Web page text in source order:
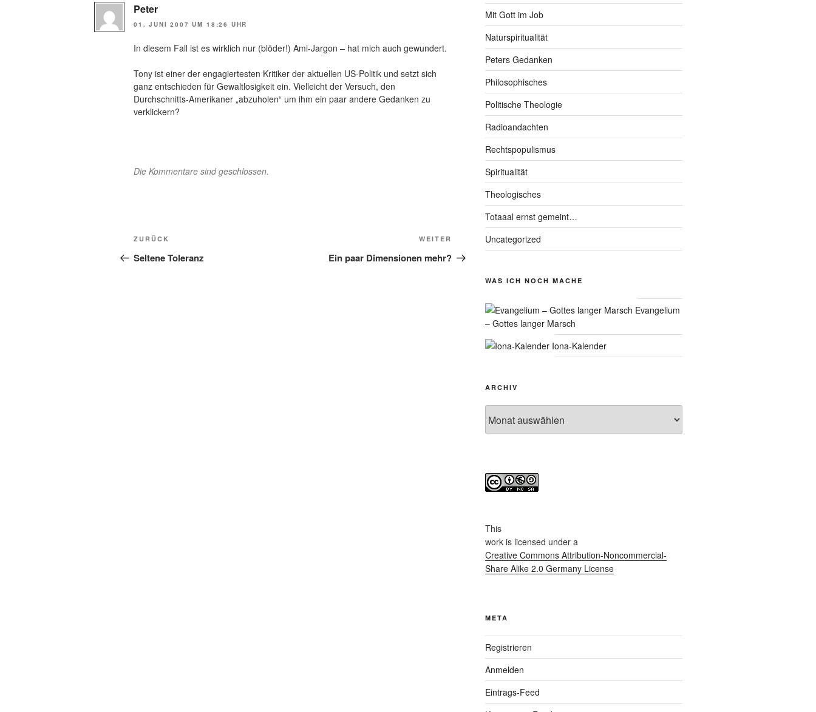
Peter
01. JUNI 2007 UM 18:26 UHR
In diesem Fall ist es wirklich nur (blöder!) Ami-Jargon – hat mich auch gewundert.
Tony ist einer der engagiertesten Kritiker der aktuellen US-Politik und setzt sich
ganz entschieden für Gewaltlosigkeit ein. Vielleicht der Versuch, den
Durchschnitts-Amerikaner „abzuholen“ um ihm ein paar andere Gedanken zu
verklickern?
Die Kommentare sind geschlossen.
Beitragsnavigation
Vorheriger
Beitrag
ZURÜCK
Seltene Toleranz
Nächster
Beitrag
WEITER
Ein paar Dimensionen mehr?
Mit Gott im Job
Naturspiritualität
Peters Gedanken
Philosophisches
Politische Theologie
Radioandachten
Rechtspopulismus
Spiritualität
Theologisches
Totaaal ernst gemeint…
Uncategorized
WAS ICH NOCH MACHE
Evangelium
– Gottes langer Marsch
Iona-Kalender
ARCHIV
This
workis licensed under a
Creative Commons Attribution-Noncommercial-
Share Alike 2.0 Germany License
META
Registrieren
Anmelden
Eintrags-Feed